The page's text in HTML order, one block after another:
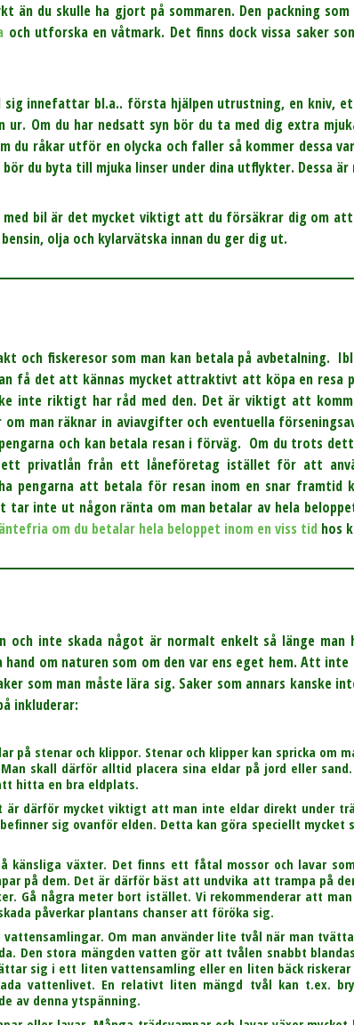
än du skulle ha gjort på sommaren. Den packning
och utforska en våtmark. Det finns dock vissa saker
sig innefattar bl.a.. första hjälpen utrustning, en kniv,
Om du har nedsatt syn bör du ta med dig extra
du råkar utför en olycka och faller så kommer dessa
du byta till mjuka linser under dina utflykter. Dessa
med bil är det mycket viktigt att du försäkrar dig om
olja och kylarvätska innan du ger dig ut.
och fiskeresor som man kan betala på avbetalning.
få det att kännas mycket attraktivt att köpa en resa
inte riktigt har råd med den. Det är viktigt att
om man räknar in aviavgifter och eventuella
och kan betala resan i förväg. Om du trots
privatlån från ett låneföretag istället för att
pengarna att betala för resan inom en snar
inte ut någon ränta om man betalar av hela
om du betalar hela beloppet inom en viss tid hos
och inte skada något är normalt enkelt så länge
om naturen som om den var ens eget hem. Att
som man måste lära sig. Saker som annars kanske
inkluderar:
på stenar och klippor. Stenar och klipper kan spricka om
skall därför alltid placera sina eldar på jord eller
hitta en bra eldplats.
därför mycket viktigt att man inte eldar direkt under
sig ovanför elden. Detta kan göra speciellt mycket
känsliga växter. Det finns ett fåtal mossor och lavar
på dem. Det är därför bäst att undvika att trampa på
Gå några meter bort istället. Vi rekommenderar att
påverkar plantans chanser att föröka sig.
Om man använder lite tvål när man
Den stora mängden vatten gör att tvålen snabbt
sig i ett liten vattensamling eller en liten bäck
vattenlivet. En relativt liten mängd tvål kan t.ex.
av denna ytspänning.